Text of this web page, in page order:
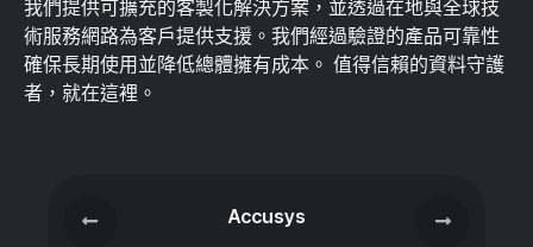
我們提供可擴充的客製化解決方案，並透過在地與全球技
術服務網路為客戶提供支援。我們經過驗證的產品可靠性
確保長期使用並降低總體擁有成本。 值得信賴的資料守護
者，就在這裡。
Accusys